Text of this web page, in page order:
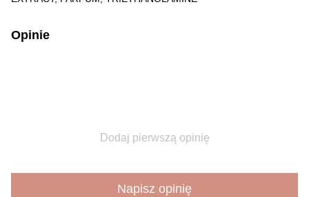
Opinie
Dodaj pierwszą opinię
Napisz opinię